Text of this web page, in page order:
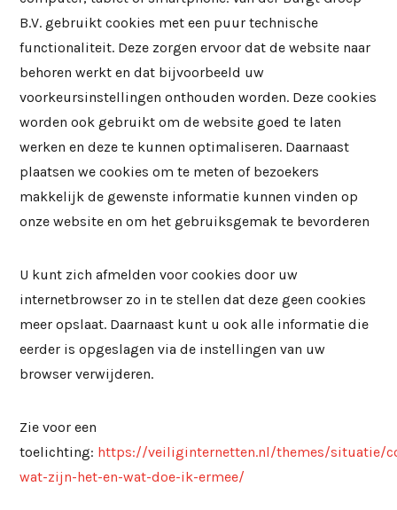
B.V. gebruikt cookies met een puur technische
functionaliteit. Deze zorgen ervoor dat de website naar
behoren werkt en dat bijvoorbeeld uw
voorkeursinstellingen onthouden worden. Deze cookies
worden ook gebruikt om de website goed te laten
werken en deze te kunnen optimaliseren. Daarnaast
plaatsen we cookies om te meten of bezoekers
makkelijk de gewenste informatie kunnen vinden op
onze website en om het gebruiksgemak te bevorderen
U kunt zich afmelden voor cookies door uw
internetbrowser zo in te stellen dat deze geen cookies
meer opslaat. Daarnaast kunt u ook alle informatie die
eerder is opgeslagen via de instellingen van uw
browser verwijderen.
Zie voor een
toelichting: https://veiliginternetten.nl/themes/situatie/
wat-zijn-het-en-wat-doe-ik-ermee/